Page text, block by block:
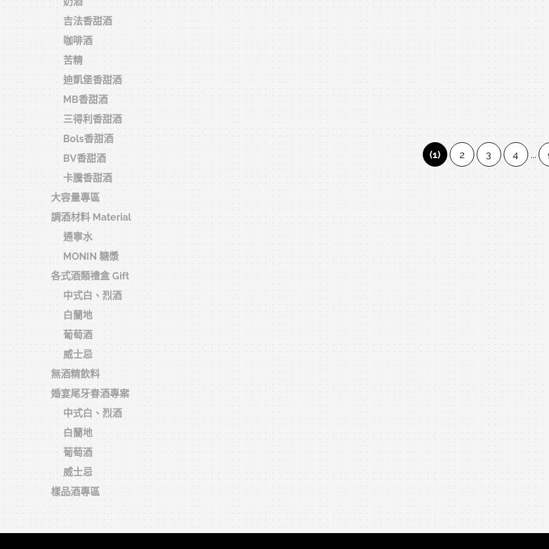
吉法香甜酒
咖啡酒
苦精
迪凱堡香甜酒
MB香甜酒
三得利香甜酒
Bols香甜酒
BV香甜酒
卡騰香甜酒
大容量專區
調酒材料 Material
通寧水
MONIN 糖漿
各式酒類禮盒 Gift
中式白、烈酒
白蘭地
葡萄酒
威士忌
無酒精飲料
婚宴尾牙春酒專案
中式白、烈酒
白蘭地
葡萄酒
威士忌
樣品酒專區
(1) 2 3 4 ...